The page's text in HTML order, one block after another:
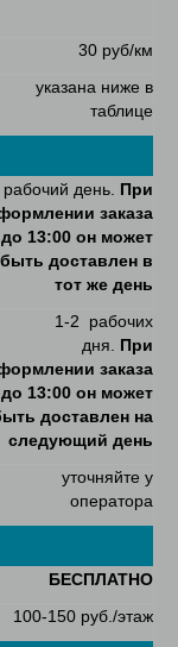
30 руб/км
указана ниже в
таблице
рабочий день. При
заказа
до 13:00 он может
быть доставлен в
тот же день
1-2 рабочих
дня. При
заказа
до 13:00 он может
доставлен на
следующий день
уточняйте у
оператора
БЕСПЛАТНО
100-150 руб./этаж